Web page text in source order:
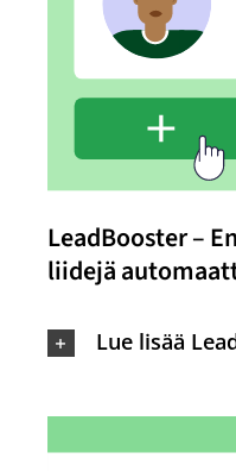
LeadBooster –
liidejä
Lue lisää